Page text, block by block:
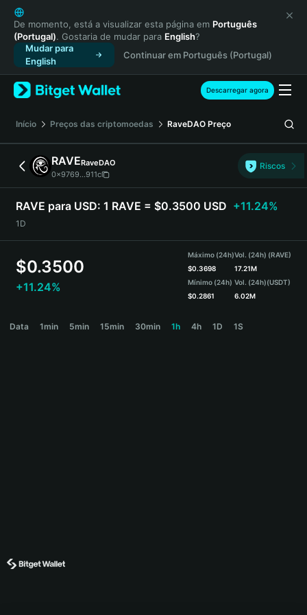
English
日本語
Tiếng Việt
Русский
Español (Latinoamérica)
Türkçe
Français
Deutsch
简体中文
繁體中文
Português (Portugal)
Bahasa Indonesia
ภาษาไทย
हिन्दी
Español
Português (Brasil)
De momento, está a visualizar esta página em Português
(Portugal). Gostaria de mudar para English?
Mudar para
English
Continuar em Português (Portugal)
Descarregar agora
Início Preços das criptomoedas RaveDAO Preço
RAVERaveDAO
0x9769...911c
Riscos
RAVE para USD: 1 RAVE = $0.3500 USD +11.24%
1D
$0.3500
+11.24%
Máximo (24h)
$0.3698
Mínimo (24h)
$0.2861
Vol. (24h) (RAVE)
17.21M
Vol. (24h)(USDT)
6.02M
Data 1min 5min 15min 30min 1h 4h 1D 1S